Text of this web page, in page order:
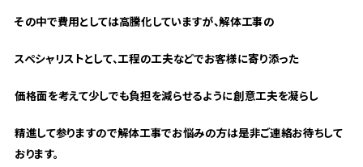
その中で費用としては高騰化していますが、解体工事の
スペシャリストとして、工程の工夫などでお客様に寄り添った
価格面を考えて少しでも負担を減らせるように創意工夫を凝らし
精進して参りますので解体工事でお悩みの方は是非ご連絡お待ちして
おります。